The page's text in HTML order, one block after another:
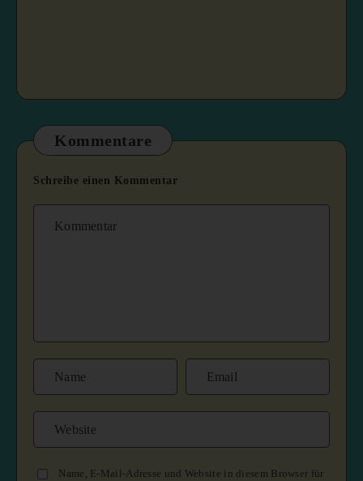
Kommentare
Schreibe einen Kommentar
Name, E-Mail-Adresse und Website in diesem Browser für